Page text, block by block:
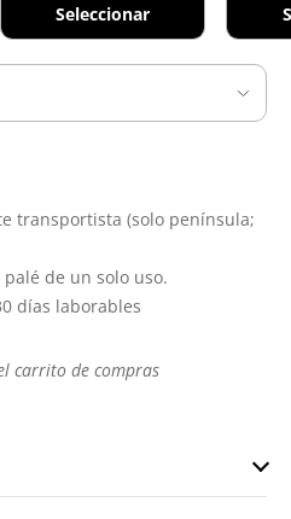
Seleccionar
transportista (solo península;
de un solo uso.
días laborables
carrito de compras